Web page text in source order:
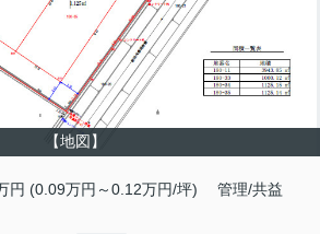
【地図】
円 (0.09万円～0.12万円/坪) 管理/共益